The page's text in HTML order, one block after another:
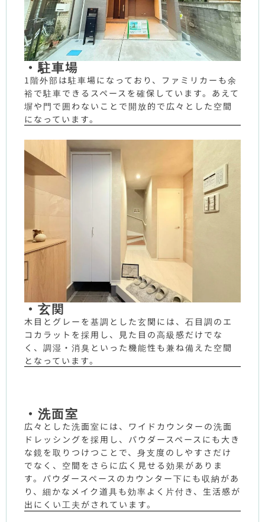
・駐車場
1階外部は駐車場になっており、ファミリカーも余
裕で駐車できるスペースを確保しています。あえて
塀や門で囲わないことで開放的で広々とした空間
になっています。
・玄関
木目とグレーを基調とした玄関には、石目調のエ
コカラットを採用し、見た目の高級感だけでな
く、調湿・消臭といった機能性も兼ね備えた空間
となっています。
・洗面室
広々とした洗面室には、ワイドカウンターの洗面
ドレッシングを採用し、パウダースペースにも大き
な鏡を取りつけつことで、身支度のしやすさだけ
でなく、空間をさらに広く見せる効果がありま
す。パウダースペースのカウンター下にも収納があ
り、細かなメイク道具も効率よく片付き、生活感が
出にくい工夫がされています。